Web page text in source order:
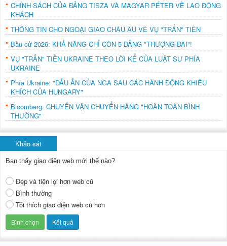
CHÍNH SÁCH CỦA ĐẢNG TISZA VÀ MAGYAR PÉTER VỀ LAO ĐỘNG
KHÁCH
THÔNG TIN CHO NGOẠI GIAO CHÂU ÂU VỀ VỤ "TRẤN" TIỀN
Bầu cử 2026: KHẢ NĂNG CHỈ CÒN 5 ĐẢNG "THƯỢNG ĐÀI"!
VỤ "TRẤN" TIỀN UKRAINE THEO LỜI KỂ CỦA LUẬT SƯ PHÍA
UKRAINE
Phía Ukraine: "DẤU ẤN CỦA NGA SAU CÁC HÀNH ĐỘNG KHIÊU
KHÍCH CỦA HUNGARY"
Bloomberg: CHUYẾN VẬN CHUYỂN HÀNG "HOÀN TOÀN BÌNH
THƯỜNG"
Khảo sát
Bạn thấy giao diện web mới thế nào?
Đẹp và tiện lợi hơn web cũ
Bình thường
Tôi thích giao diện web cũ hơn